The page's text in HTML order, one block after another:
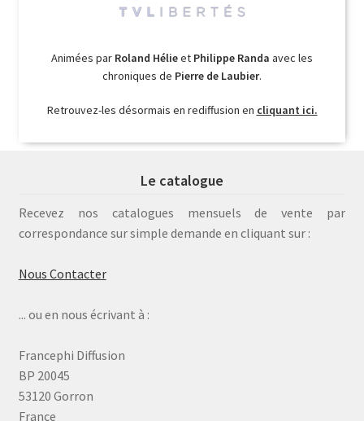
Animées par Roland Hélieet Philippe Randa avec les
chroniques de Pierre de Laubier.
Retrouvez-les désormais en rediffusion en cliquant ici.
Le catalogue
Recevez nos catalogues mensuels de vente par
correspondance sur simple demande en cliquant sur :
Nous Contacter
... ou en nous écrivant à :
Francephi Diffusion
BP 20045
53120 Gorron
France